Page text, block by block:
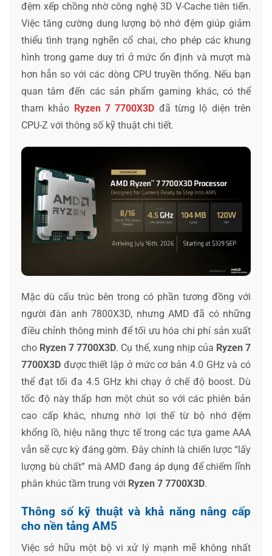
đệm xếp chồng nhờ công nghệ 3D V-Cache tiên tiến.
Việc tăng cường dung lượng bộ nhớ đệm giúp giảm
thiểu tình trạng nghẽn cổ chai, cho phép các khung
hình trong game duy trì ở mức ổn định và mượt mà
hơn hẳn so với các dòng CPU truyền thống. Nếu bạn
quan tâm đến các sản phẩm gaming khác, có thể
tham khảo Ryzen 7 7700X3D đã từng lộ diện trên
CPU-Z với thông số kỹ thuật chi tiết.
Mặc dù cấu trúc bên trong có phần tương đồng với
người đàn anh 7800X3D, nhưng AMD đã có những
điều chỉnh thông minh để tối ưu hóa chi phí sản xuất
cho Ryzen 7 7700X3D. Cụ thể, xung nhịp của Ryzen 7
7700X3D được thiết lập ở mức cơ bản 4.0 GHz và có
thể đạt tối đa 4.5 GHz khi chạy ở chế độ boost. Dù
tốc độ này thấp hơn một chút so với các phiên bản
cao cấp khác, nhưng nhờ lợi thế từ bộ nhớ đệm
khổng lồ, hiệu năng thực tế trong các tựa game AAA
vẫn sẽ cực kỳ đáng gờm. Đây chính là chiến lược “lấy
lượng bù chất” mà AMD đang áp dụng để chiếm lĩnh
phân khúc tầm trung với Ryzen 7 7700X3D.
Thông số kỹ thuật và khả năng nâng cấp
cho nền tảng AM5
Việc sở hữu một bộ vi xử lý mạnh mẽ không nhất